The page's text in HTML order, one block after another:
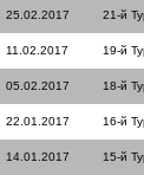
25.02.2017 21-й
11.02.2017 19-й
05.02.2017 18-й
22.01.2017 16-й
14.01.2017 15-й